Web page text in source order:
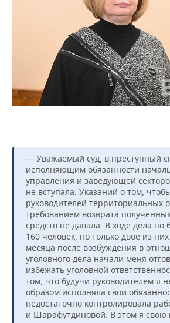
ЭНЕРГЕТИКА
РОЗНИЧНАЯ ТОРГОВЛЯ
ТРАНСПОРТ
НОВОСТИ ТЕХНОЛОГИЙ
ТЕЛЕКОММУНИКАЦИИ
НОВОСТИ МЕРОПРИЯТИЙ
ВЫЕЗДНАЯ РЕДАКЦИЯ
БИЗНЕС-БРАНЧИ
НОВОСТИ СПОРТА
ФУТБОЛ
ВОЛЕЙБОЛ
КИБЕРСПОРТ
ФИГУРНОЕ КАТАНИЕ
ВОДНЫЕ ВИДЫ СПОРТА
ХОККЕЙ С МЯЧОМ
ОБЩЕСТВО
НОВОСТИ ОБЩЕСТВА
ИСТОРИЯ
КУЛЬТУРА
МЕДИЦИНА
ОБРАЗОВАНИЕ
ПРОИСШЕСТВИЯ
ФОТОГАЛЕРЕЯ
СПРАВОЧНИК
СПИСОК ПЕРСОН
СПИСОК КОМПАНИЙ
ПОЛНАЯ ВЕРСИЯ
— Уважаемый суд, в преступный
исполняющим обязанности
управления и заведующей
не вступала. Указаний о том,
руководителей территориальных
требованием возврата
средств не давала. В ходе дела
160 человек, но только двое из
месяца после возбуждения в
уголовного дела начали меня
избежать уголовной
том, что будучи руководителем я
образом исполняла свои
недостаточно контролировала
и Шарафутдиновой. В этом я свою